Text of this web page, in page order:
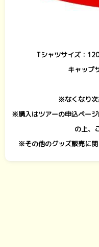
Tシャツサイズ：
キャップ
※なくなり次
※購入はツアーの申込ペー
の上、
※その他のグッズ販売に